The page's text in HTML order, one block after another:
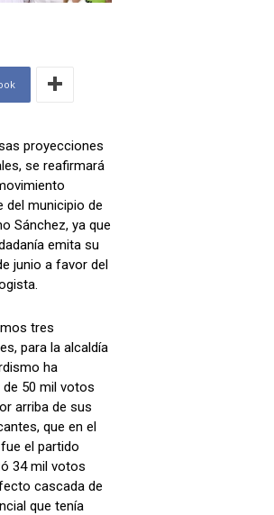
proyecciones
se reafirmará
del municipio de
Sánchez, ya que
emita su
junio a favor del
tres
para la alcaldía
ha
50 mil votos
arriba de sus
que en el
el partido
34 mil votos
cascada de
que tenía